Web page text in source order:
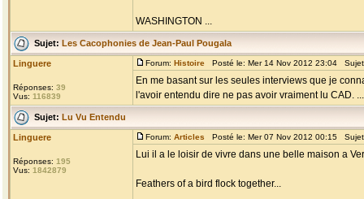
WASHINGTON ...
Sujet: Les Cacophonies de Jean-Paul Pougala
Linguere
Réponses: 39
Vus: 116839
Forum: Histoire Posté le: Mer 14 Nov 2012 23:04
En me basant sur les seules interviews que je
l'avoir entendu dire ne pas avoir vraiment lu CAD. ...
Sujet: Lu Vu Entendu
Linguere
Réponses: 195
Vus: 1842879
Forum: Articles Posté le: Mer 07 Nov 2012 00:15
Lui il a le loisir de vivre dans une belle maison a
Feathers of a bird flock together...